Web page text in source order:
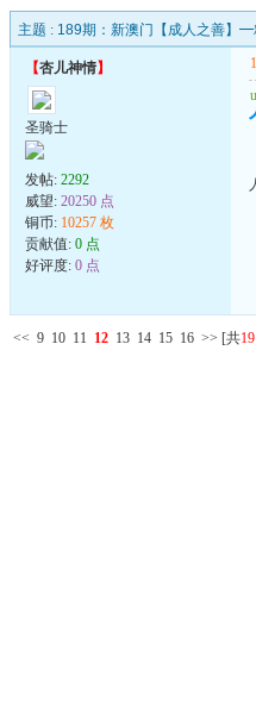
主题 : 189期：新澳门【成人之善】━
【杏儿神情】
圣骑士
发帖: 2292
威望: 20250 点
铜币: 10257 枚
贡献值: 0 点
好评度: 0 点
u
<< 9 10 11 12 13 14 15 16 >> [共19